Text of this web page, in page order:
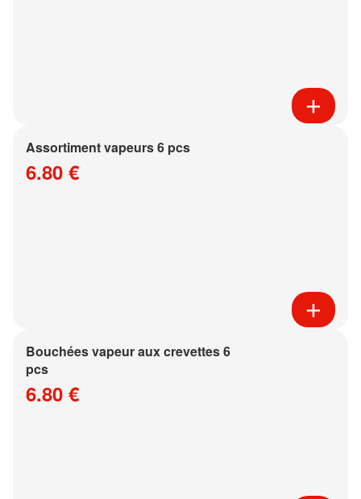
Assortiment vapeurs 6 pcs
6.80 €
Bouchées vapeur aux crevettes 6
pcs
6.80 €